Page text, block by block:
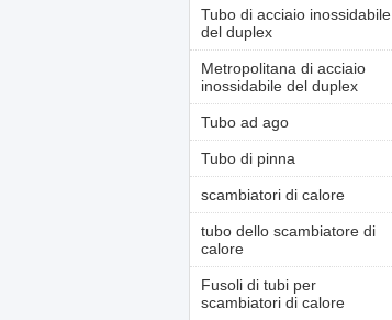
Tubo di acciaio inossidabile
del duplex
Metropolitana di acciaio
inossidabile del duplex
Tubo ad ago
Tubo di pinna
scambiatori di calore
tubo dello scambiatore di
calore
Fusoli di tubi per
scambiatori di calore